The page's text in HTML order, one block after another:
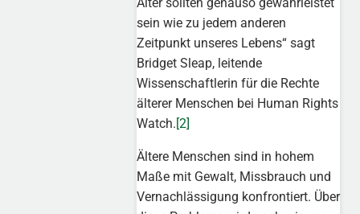
sein wie zu jedem anderen
Zeitpunkt unseres Lebens“ sagt
Bridget Sleap, leitende
Wissenschaftlerin für die Rechte
älterer Menschen bei Human Rights
Watch.[2]
Ältere Menschen sind in hohem
Maße mit Gewalt, Missbrauch und
Vernachlässigung konfrontiert. Über